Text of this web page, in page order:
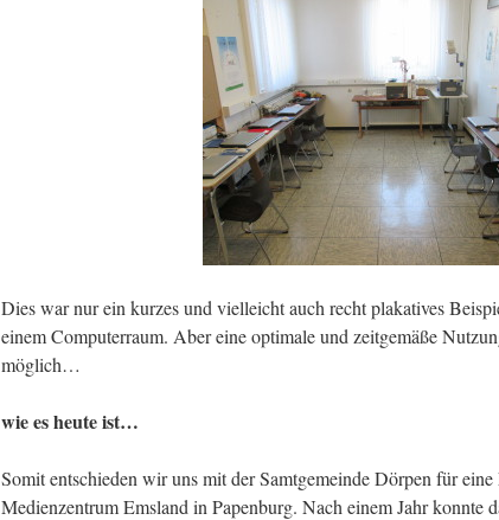
Dies war nur ein kurzes und vielleicht auch recht plakatives
einem Computerraum. Aber eine optimale und zeitgemäße
möglich…
wie es heute ist…
Somit entschieden wir uns mit der Samtgemeinde Dörpen für
Medienzentrum Emsland in Papenburg. Nach einem Jahr konnte